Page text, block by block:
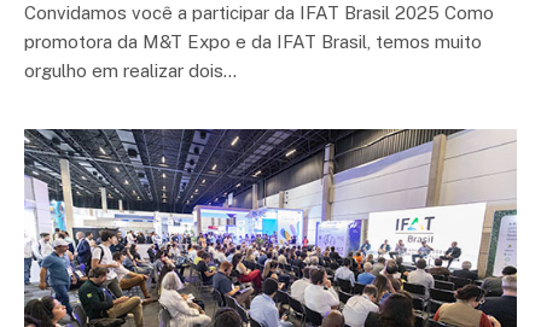
Convidamos você a participar da IFAT Brasil 2025 Como
promotora da M&T Expo e da IFAT Brasil, temos muito
orgulho em realizar dois…